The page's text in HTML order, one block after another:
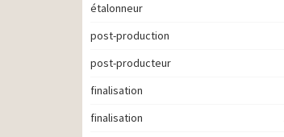
étalonneur
post-production
post-producteur
finalisation
finalisation